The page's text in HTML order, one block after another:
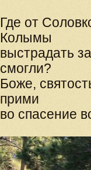
Где от
Колымы
выстрадать
смогли?
Боже,
прими
во спасение